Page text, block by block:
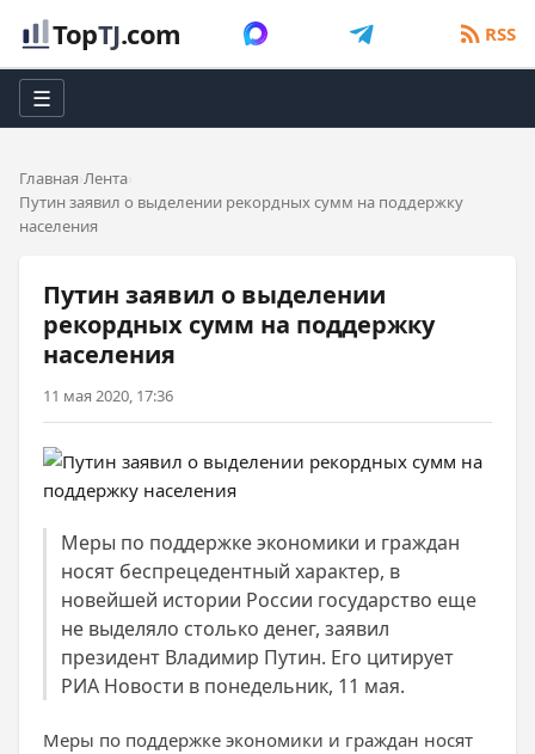
TopTJ.com RSS
☰
Главная Лента
Путин заявил о выделении рекордных сумм на поддержку
населения
Путин заявил о выделении
рекордных сумм на поддержку
населения
11 мая 2020, 17:36
Меры по поддержке экономики и граждан
носят беспрецедентный характер, в
новейшей истории России государство еще
не выделяло столько денег, заявил
президент Владимир Путин. Его цитирует
РИА Новости в понедельник, 11 мая.
Меры по поддержке экономики и граждан носят